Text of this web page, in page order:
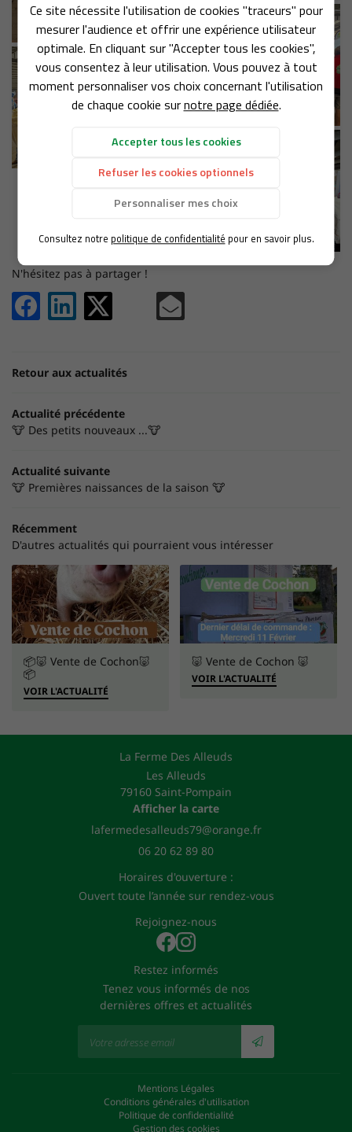
Ce site nécessite l'utilisation de cookies "traceurs" pour
mesurer l'audience et offrir une expérience utilisateur
optimale. En cliquant sur "Accepter tous les cookies",
vous consentez à leur utilisation. Vous pouvez à tout
moment personnaliser vos choix concernant l'utilisation
de chaque cookie surnotre page dédiée.
Accepter tous les cookies
Refuser les cookies optionnels
Personnaliser mes choix
Consultez notre politique de confidentialité pour en savoir plus.
ACCUEIL
ÉLEVAGE
PRODUITS
EN IMAGE
06 20 62 89
Rejoignez-
Restez
INSCRIPTION
N'hésitez pas à partager !
Retour aux actualités
Actualité précédente
🐮 Des petits nouveaux ...🐮
Actualité suivante
🐮 Premières naissances de la saison 🐮
Récemment
D'autres actualités qui pourraient vous intéresser
📦🐷 Vente de Cochon🐷
📦
VOIR L'ACTUALITÉ
🐷 Vente de Cochon 🐷
VOIR L'ACTUALITÉ
La Ferme Des Alleuds
Les Alleuds
79160 Saint-Pompain
Afficher la carte
06 20 62 89 80
Horaires d'ouverture :
Ouvert toute l’année sur rendez-vous
Rejoignez-nous
Restez informés
Tenez vous informés de nos
dernières offres et actualités
Mentions Légales
Conditions générales d'utilisation
Politique de confidentialité
Gestion des cookies